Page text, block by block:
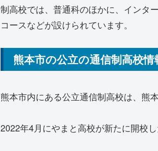
制高校では、普通科のほかに、インタ
コースなどが設けられています。
熊本市の公立の通信制高校情
熊本市内にある公立通信制高校は、熊
2022年4月にやまと高校が新たに開校